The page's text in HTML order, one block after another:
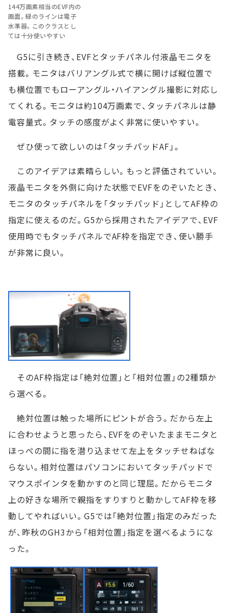
144万画素相当のEVF内の
画面。緑のラインは電子
水準器。このクラスとし
ては十分使いやすい
G5に引き続き、EVFとタッチパネル付液晶モニタを
搭載。モニタはバリアングル式で横に開けば縦位置で
も横位置でもローアングル・ハイアングル撮影に対応し
てくれる。モニタは約104万画素で、タッチパネルは静
電容量式。タッチの感度がよく非常に使いやすい。
ぜひ使って欲しいのは「タッチパッドAF」。
このアイデアは素晴らしい。もっと評価されていい。
液晶モニタを外側に向けた状態でEVFをのぞいたとき、
モニタのタッチパネルを「タッチパッド」としてAF枠の
指定に使えるのだ。G5から採用されたアイデアで、EVF
使用時でもタッチパネルでAF枠を指定でき、使い勝手
が非常に良い。
そのAF枠指定は「絶対位置」と「相対位置」の2種類か
ら選べる。
絶対位置は触った場所にピントが合う。だから左上
に合わせようと思ったら、EVFをのぞいたままモニタと
ほっぺの間に指を潜り込ませて左上をタッチせねばな
らない。相対位置はパソコンにおいてタッチパッドで
マウスポインタを動かすのと同じ理屈。だからモニタ
上の好きな場所で親指をすりすりと動かしてAF枠を移
動してやればいい。G5では「絶対位置」指定のみだった
が、昨秋のGH3から「相対位置」指定を選べるようにな
った。